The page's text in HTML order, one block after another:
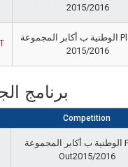
2015/2016
الوطنية ب أكابر المجموعة Play- Off
2015/2016
برنامج
Competition
الوطنية ب أكابر المجموعة Play –
Out2015/2016